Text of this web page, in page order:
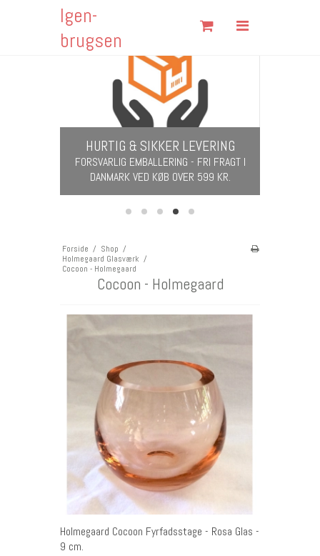
Igen-
brugsen
Om Igen-brugsen
Fortrydelsesformular
Åbningstider
HURTIG & SIKKER LEVERING
​​​​​​​FORSVARLIG EMBALLERING - FRI FRAGT I
DANMARK VED KØB OVER 599 KR.
Forside / Shop /
Holmegaard Glasværk /
Cocoon - Holmegaard
Cocoon - Holmegaard
Holmegaard Cocoon Fyrfadsstage - Rosa Glas -
9 cm.